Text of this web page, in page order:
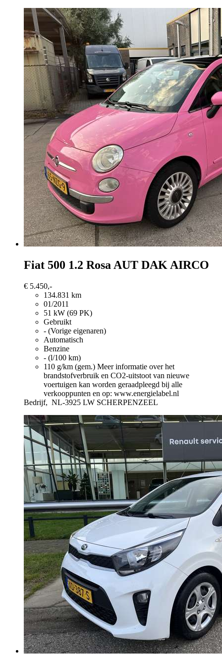
Fiat 500 1.2 Rosa AUT DAK AIRCO
€ 5.450,-
134.831 km
01/2011
51 kW (69 PK)
Gebruikt
- (Vorige eigenaren)
Automatisch
Benzine
- (l/100 km)
110 g/km (gem.) Meer informatie over het
brandstofverbruik en CO2-uitstoot van nieuwe
voertuigen kan worden geraadpleegd bij alle
verkooppunten en op: www.energielabel.nl
Bedrijf, NL-3925 LW SCHERPENZEEL